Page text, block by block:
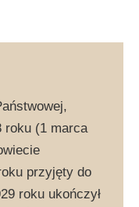
roku (1 marca
przyjęty do
roku ukończył